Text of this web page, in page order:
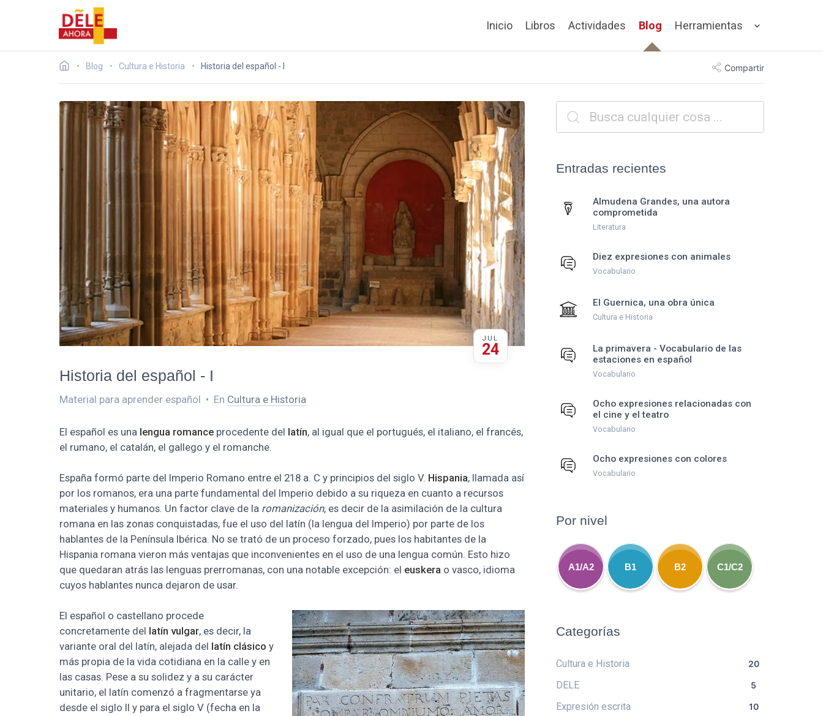
Inicio Libros Actividades Blog Herramientas
Blog Cultura e Historia Historia del español - I Compartir
JUL
24
Historia del español - I
Material para aprender español • En Cultura e Historia
El español es una lengua romanceprocedente del latín, al igual que el portugués, el italiano, el francés,
el rumano, el catalán, el gallego y el romanche.
España formó parte del Imperio Romano entre el 218 a. C y principios del siglo V. Hispania, llamada así
por los romanos, era una parte fundamental del Imperio debido a su riqueza en cuanto a recursos
materiales y humanos. Un factor clave de la romanización, es decir de la asimilación de la cultura
romana en las zonas conquistadas, fue el uso del latín (la lengua del Imperio) por parte de los
hablantes de la Península Ibérica. No se trató de un proceso forzado, pues los habitantes de la
Hispania romana vieron más ventajas que inconvenientes en el uso de una lengua común. Esto hizo
que quedaran atrás las lenguas prerromanas, con una notable excepción: el euskerao vasco, idioma
cuyos hablantes nunca dejaron de usar.
El español o castellano procede
concretamente del latín vulgar, es decir, la
variante oral del latín, alejada del latín clásico y
más propia de la vida cotidiana en la calle y en
las casas. Pese a su solidez y a su carácter
unitario, el latín comenzó a fragmentarse ya
desde el siglo II y para el siglo V (fecha en la
Entradas recientes
Almudena Grandes, una autora
comprometida
Literatura
Diez expresiones con animales
Vocabulario
El Guernica, una obra única
Cultura e Historia
La primavera - Vocabulario de las
estaciones en español
Vocabulario
Ocho expresiones relacionadas con
el cine y el teatro
Vocabulario
Ocho expresiones con colores
Vocabulario
Por nivel
A1/A2 B1 B2 C1/C2
Categorías
Cultura e Historia 20
DELE 5
Expresión escrita 10